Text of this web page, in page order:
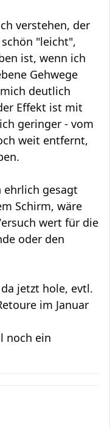
verstehen, der
"leicht",
ist, wenn ich
Gehwege
deutlich
Effekt ist mit
geringer - vom
weit entfernt,
gesagt
Schirm, wäre
wert für die
oder den
jetzt hole, evtl.
im Januar
noch ein